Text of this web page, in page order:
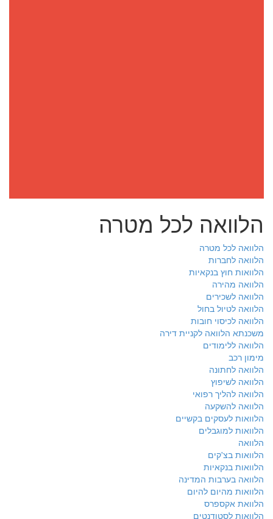
הלוואה לכל מטרה
הלוואה לכל מטרה
הלוואה לחברות
הלוואות חוץ בנקאיות
הלוואה מהירה
הלוואה לשכירים
הלוואה לטיול בחול
הלוואה לכיסוי חובות
משכנתא הלוואה לקניית דירה
הלוואה ללימודים
מימון רכב
הלוואה לחתונה
הלוואה לשיפוץ
הלוואה להליך רפואי
הלוואה להשקעה
הלוואות לעסקים בקשיים
הלוואות למוגבלים
הלוואה
הלוואות בצ'קים
הלוואות בנקאיות
הלוואה בערבות המדינה
הלוואות מהיום להיום
הלוואת אקספרס
הלוואות לסטודנטים